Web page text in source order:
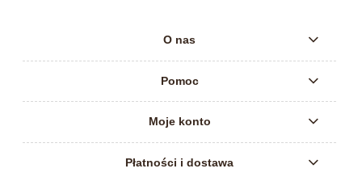
O nas
Pomoc
Moje konto
Płatności i dostawa